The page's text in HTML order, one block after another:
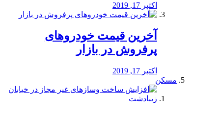
اکتبر 17, 2019
آخرین قیمت خودرو‌های
پرفروش در بازار
اکتبر 17, 2019
مسکن